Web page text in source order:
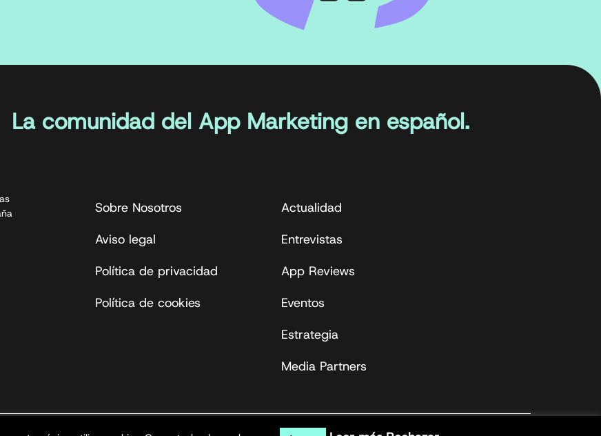
La comunidad del App Marketing en español.
Sobre Nosotros
Aviso legal
Política de privacidad
Política de cookies
Actualidad
Entrevistas
App Reviews
Eventos
Estrategia
Media Partners